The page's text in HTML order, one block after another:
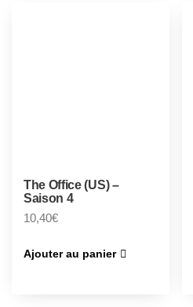
The Office (US) –
Saison 4
10,40€
Ajouter au panier